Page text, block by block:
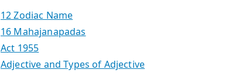
12 Zodiac Name
16 Mahajanapadas
Act 1955
Adjective and Types of Adjective